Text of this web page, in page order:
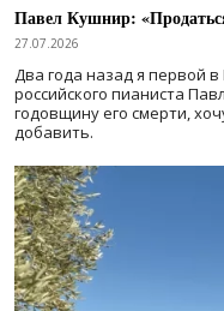
Павел Кушнир:
27.07.2026
Два года назад я первой
российского пианиста
годовщину его смерти,
добавить.